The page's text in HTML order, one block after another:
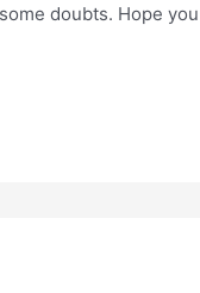
doubts. Hope